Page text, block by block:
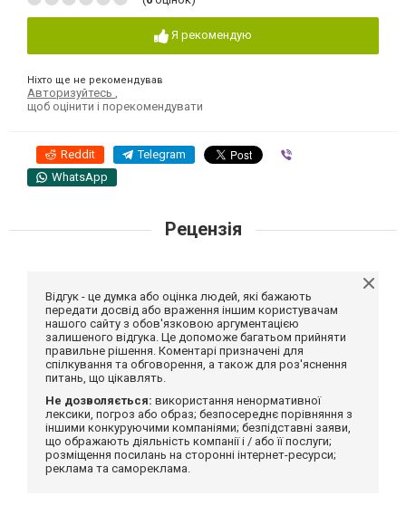
Я рекомендую
Ніхто ще не рекомендував
Авторизуйтесь
щоб оцінити і порекомендувати
Reddit Telegram
WhatsApp
Рецензія
Відгук - це думка або оцінка людей, які бажають
передати досвід або враження іншим користувачам
нашого сайту з обов'язковою аргументацією
залишеного відгука. Це допоможе багатьом прийняти
правильне рішення. Коментарі призначені для
спілкування та обговорення, а також для роз'яснення
питань, що цікавлять.
Не дозволяється: використання ненормативної
лексики, погроз або образ; безпосереднє порівняння з
іншими конкуруючими компаніями; безпідставні заяви,
що ображають діяльність компанії і / або її послуги;
розміщення посилань на сторонні інтернет-ресурси;
реклама та самореклама.